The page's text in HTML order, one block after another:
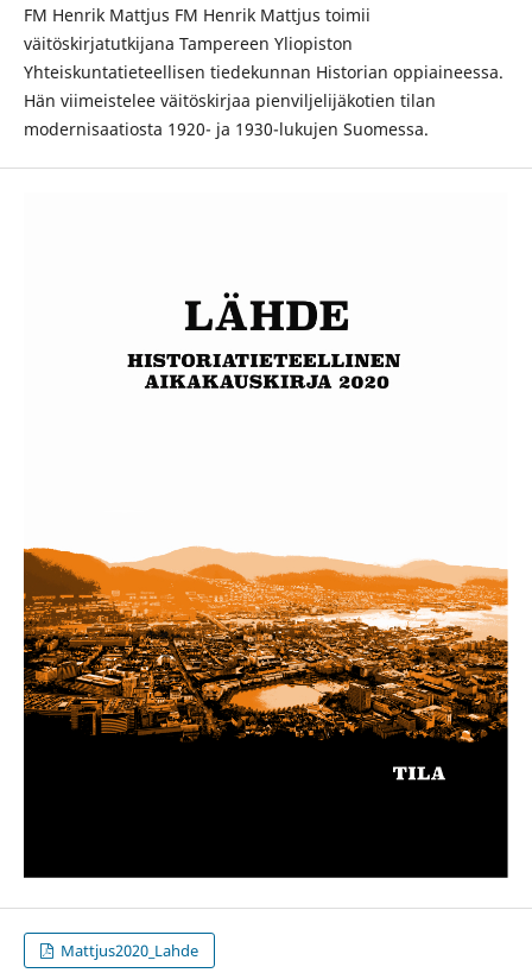
FM Henrik Mattjus FM Henrik Mattjus toimii
väitöskirjatutkijana Tampereen Yliopiston
Yhteiskuntatieteellisen tiedekunnan Historian oppiaineessa.
Hän viimeistelee väitöskirjaa pienviljelijäkotien tilan
modernisaatiosta 1920- ja 1930-lukujen Suomessa.
Mattjus2020_Lahde